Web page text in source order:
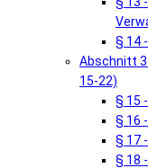
§ 14
Abschnitt
15-22)
§ 15
§ 16
§ 17
§ 18